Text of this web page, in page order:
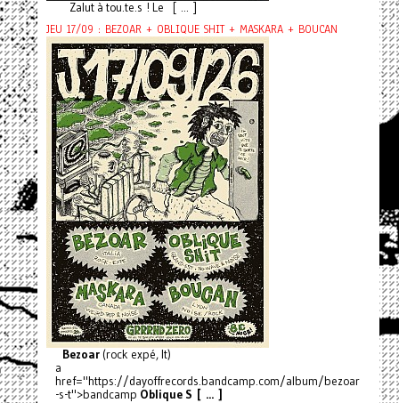
Zalut à tou.te.s ! Le [ ... ]
JEU 17/09 : BEZOAR + OBLIQUE SHIT + MASKARA + BOUCAN
Bezoar(rock expé, It)
a
href="https://dayoffrecords.bandcamp.com/album/bezoar
-s-t">bandcamp Oblique S [ ... ]